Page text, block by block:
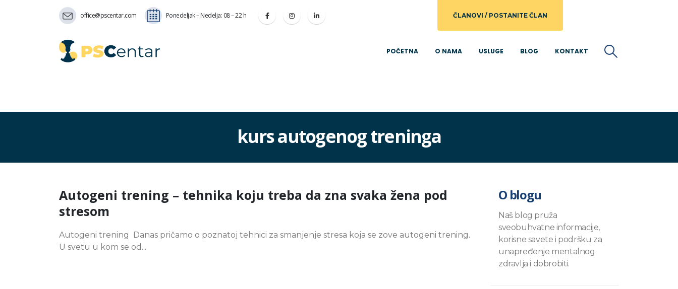
office@pscentar.com Ponedeljak – Nedelja: 08 – 22 h ČLANOVI / POSTANITE ČLAN
POČETNA O NAMA USLUGE BLOG KONTAKT
kurs autogenog treninga
Autogeni trening – tehnika koju treba da zna svaka žena pod
stresom
Autogeni trening Danas pričamo o poznatoj tehnici za smanjenje stresa koja se zove autogeni trening.
U svetu u kom se od...
O blogu
Naš blog pruža
sveobuhvatne informacije,
korisne savete i podršku za
unapređenje mentalnog
zdravlja i dobrobiti.